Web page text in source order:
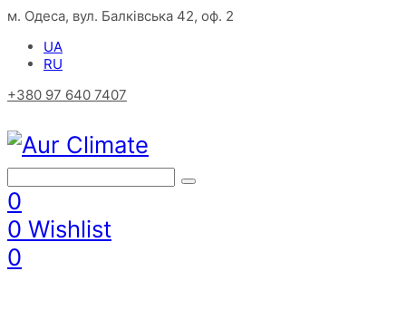
м. Одеса, вул. Балківська 42, оф. 2
UA
RU
+380 97 640 7407
0
0 Wishlist
0